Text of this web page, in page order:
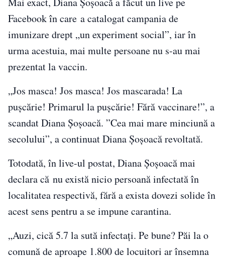
Facebook în care a catalogat campania de
imunizare drept „un experiment social”, iar în
urma acestuia, mai multe persoane nu s-au mai
prezentat la vaccin.
„Jos masca! Jos masca! Jos mascarada! La
pușcărie! Primarul la pușcărie! Fără vaccinare!”, a
scandat Diana Șoșoacă. ”Cea mai mare minciună a
secolului”, a continuat Diana Șoșoacă revoltată.
Totodată, în live-ul postat, Diana Șoșoacă mai
declara că nu există nicio persoană infectată în
localitatea respectivă, fără a exista dovezi solide în
acest sens pentru a se impune carantina.
„Auzi, cică 5.7 la sută infectați. Pe bune? Păi la o
comună de aproape 1.800 de locuitori ar însemna